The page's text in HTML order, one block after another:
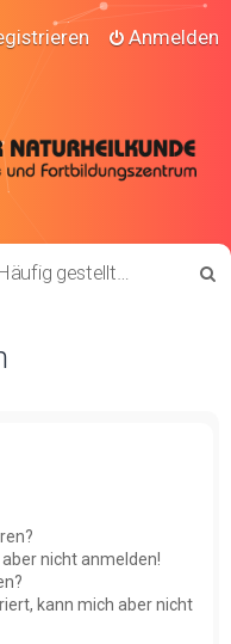
Anmelden
Häufig gestellte Fragen
nicht anmelden!
kann mich aber nicht